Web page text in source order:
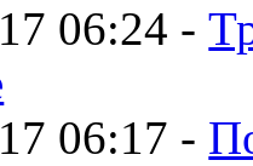
06:24 -
06:17 -